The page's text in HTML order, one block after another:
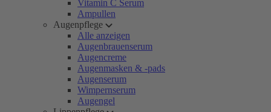
Vitamin C Serum
Ampullen
Augenpflege
Alle anzeigen
Augenbrauenserum
Augencreme
Augenmasken & -pads
Augenserum
Wimpernserum
Augengel